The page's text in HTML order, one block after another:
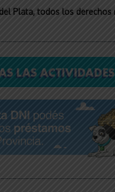
Plata, todos los derechos